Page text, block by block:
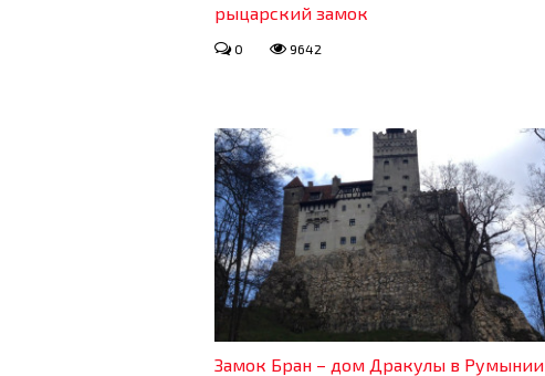
рыцарский замок
0 9642
Замок Бран – дом Дракулы в Румынии